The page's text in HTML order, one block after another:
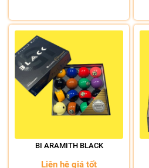
BI ARAMITH BLACK
Liên hệ giá tốt